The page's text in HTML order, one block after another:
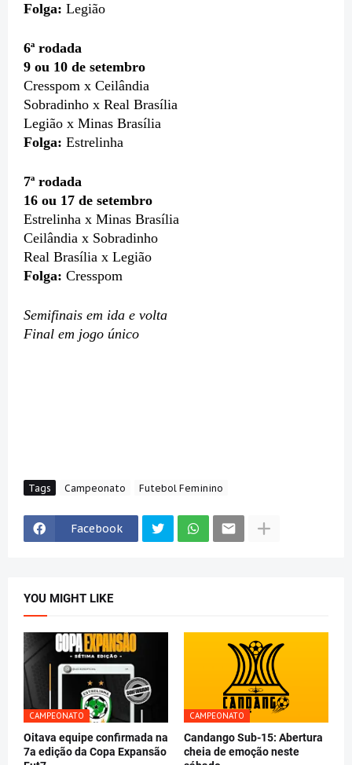
Folga: Legião
6ª rodada
9 ou 10 de setembro
Cresspom x Ceilândia
Sobradinho x Real Brasília
Legião x Minas Brasília
Folga: Estrelinha
7ª rodada
16 ou 17 de setembro
Estrelinha x Minas Brasília
Ceilândia x Sobradinho
Real Brasília x Legião
Folga: Cresspom
Semifinais em ida e volta
Final em jogo único
Tags Campeonato Futebol Feminino
Facebook
YOU MIGHT LIKE
CAMPEONATO
Oitava equipe confirmada na
7a edição da Copa Expansão
CAMPEONATO
Candango Sub-15: Abertura
cheia de emoção neste